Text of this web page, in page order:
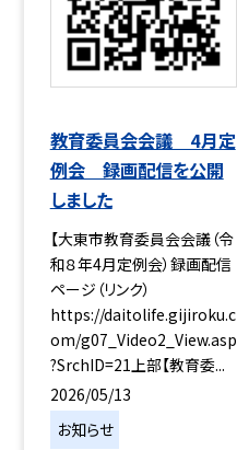
教育委員会会議 4月定
例会 録画配信を公開
しました
【大東市教育委員会会議（令
和８年4月定例会）録画配信
ページ（リンク）
https://daitolife.gijiroku.c
om/g07_Video2_View.asp
?SrchID=21上部【教育委...
2026/05/13
お知らせ